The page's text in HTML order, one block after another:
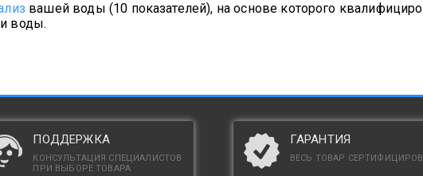
вашей воды (10 показателей), на основе которого
воды.
ПОДДЕРЖКА
КОНСУЛЬТАЦИЯ СПЕЦИАЛИСТОВ
ПРИ ВЫБОРЕ ТОВАРА
ГАРАНТИЯ
ВЕСЬ ТОВАР